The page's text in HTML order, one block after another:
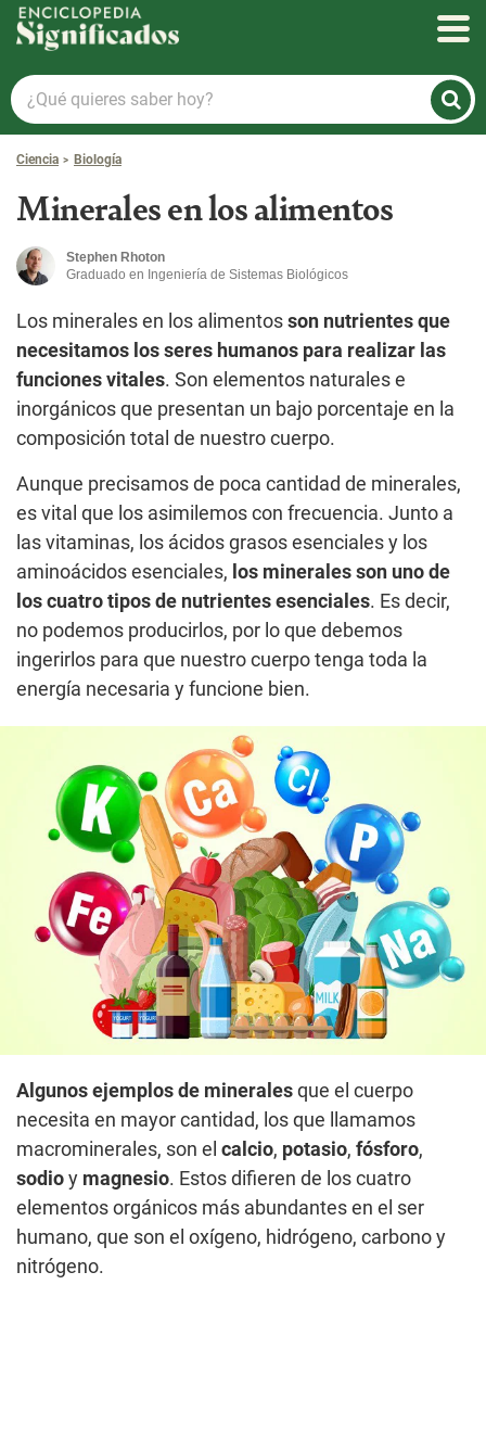
Enciclopedia Significados
¿Qué
quieres
saber
hoy?
Ciencia Biología
Minerales en los alimentos
Stephen Rhoton
Graduado en Ingeniería de Sistemas Biológicos
Los minerales en los alimentos son nutrientes que
necesitamos los seres humanos para realizar las
funciones vitales. Son elementos naturales e
inorgánicos que presentan un bajo porcentaje en la
composición total de nuestro cuerpo.
Aunque precisamos de poca cantidad de minerales,
es vital que los asimilemos con frecuencia. Junto a
las vitaminas, los ácidos grasos esenciales y los
aminoácidos esenciales, los minerales son uno de
los cuatro tipos de nutrientes esenciales. Es decir,
no podemos producirlos, por lo que debemos
ingerirlos para que nuestro cuerpo tenga toda la
energía necesaria y funcione bien.
Algunos ejemplos de minerales que el cuerpo
necesita en mayor cantidad, los que llamamos
macrominerales, son el calcio, potasio, fósforo,
sodio y magnesio. Estos difieren de los cuatro
elementos orgánicos más abundantes en el ser
humano, que son el oxígeno, hidrógeno, carbono y
nitrógeno.